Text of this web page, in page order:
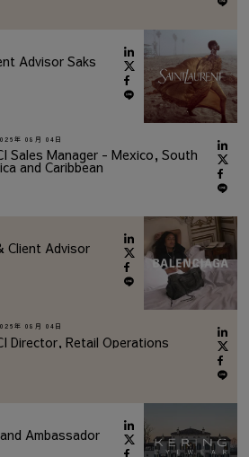
Advisor Saks
年 08月 04日
Sales Manager - Mexico, South
and Caribbean
Client Advisor
年 08月 04日
Director, Retail Operations
Ambassador